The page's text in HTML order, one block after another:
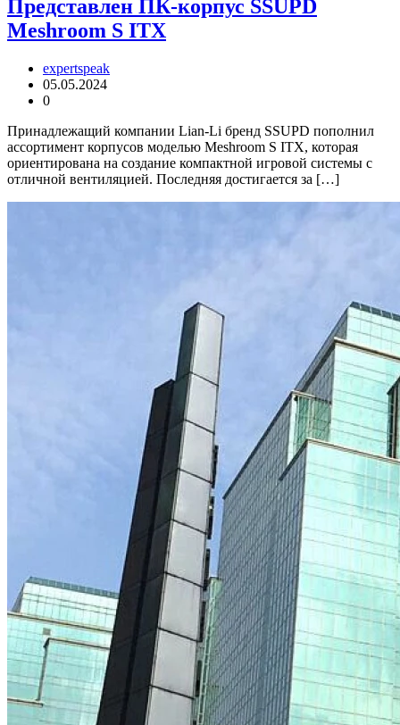
Представлен ПК-корпус SSUPD
Meshroom S ITX
expertspeak
05.05.2024
0
Принадлежащий компании Lian-Li бренд SSUPD пополнил
ассортимент корпусов моделью Meshroom S ITX, которая
ориентирована на создание компактной игровой системы с
отличной вентиляцией. Последняя достигается за […]